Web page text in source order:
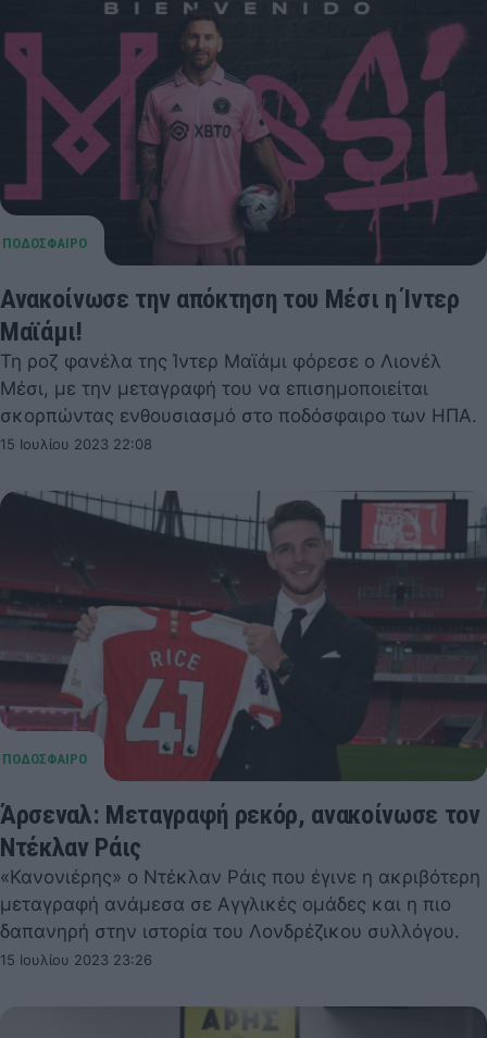
Ανακοίνωσε την απόκτηση του Μέσι η Ίντερ
Μαϊάμι!
Τη ροζ φανέλα της Ίντερ Μαϊάμι φόρεσε ο Λιονέλ
Μέσι, με την μεταγραφή του να επισημοποιείται
σκορπώντας ενθουσιασμό στο ποδόσφαιρο των ΗΠΑ.
15 Ιουλίου 2023 22:08
Άρσεναλ: Μεταγραφή ρεκόρ, ανακοίνωσε τον
Ντέκλαν Ράις
«Κανονιέρης» ο Ντέκλαν Ράις που έγινε η ακριβότερη
μεταγραφή ανάμεσα σε Αγγλικές ομάδες και η πιο
δαπανηρή στην ιστορία του Λονδρέζικου συλλόγου.
15 Ιουλίου 2023 23:26